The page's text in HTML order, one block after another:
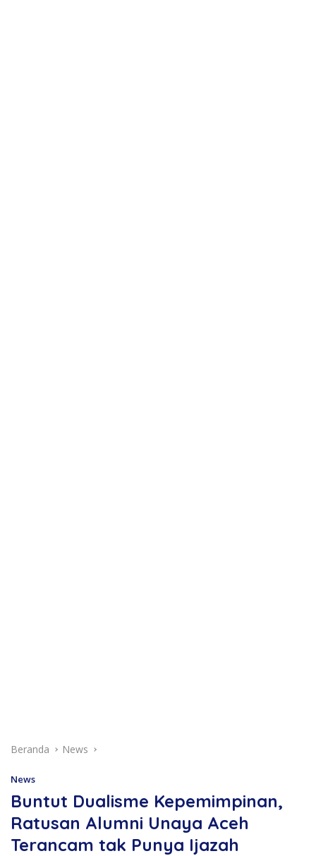
Beranda News
News
Buntut Dualisme Kepemimpinan,
Ratusan Alumni Unaya Aceh
Terancam tak Punya Ijazah